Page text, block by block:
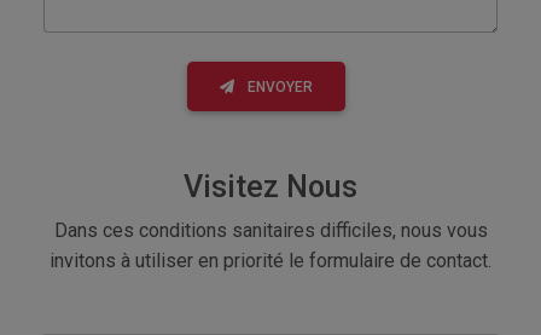
ENVOYER
Visitez Nous
Dans ces conditions sanitaires difficiles, nous vous
invitons à utiliser en priorité le formulaire de contact.